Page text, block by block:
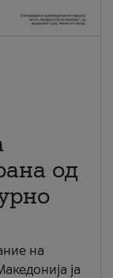
од
на
ја